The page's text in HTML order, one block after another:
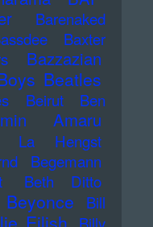
Barenaked
Baxter
Bazzazian
Beatles
Beirut
Ben
Amaru
La Hengst
Begemann
Beth Ditto
Beyonce
Bill